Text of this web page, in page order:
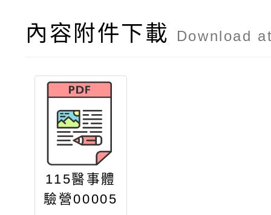
內容附件下載 Download
115醫事體
驗營00005